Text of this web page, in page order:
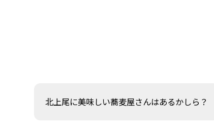
北上尾に美味しい蕎麦屋さんはあるかしら？